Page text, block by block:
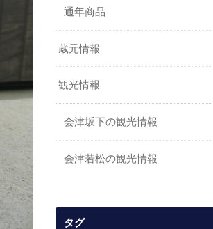
通年商品
蔵元情報
観光情報
会津坂下の観光情報
会津若松の観光情報
タグ